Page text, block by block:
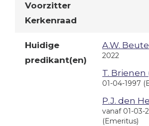
Voorzitter
Kerkenraad
Huidige
predikant(en)
A.W. Beute
2022
T. Brienen
01-04-1997
P.J. den
vanaf 01-03-
(Emeritus)